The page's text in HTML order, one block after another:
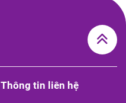
Thông tin liên hệ